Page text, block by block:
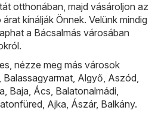
otthonában, majd vásároljon az
kínálják Önnek. Velünk mindig
a Bácsalmás városában
nézze meg más városok
, Balassagyarmat, Algyő, Aszód,
, Baja, Ács, Balatonalmádi,
, Ajka, Ászár, Balkány.